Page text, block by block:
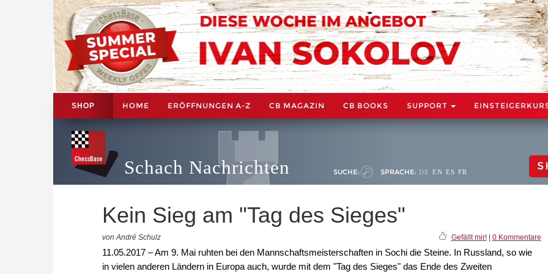
SHOP HOME ERÖFFNUNGEN A-Z CB MAGAZIN CB BOOKS SUPPORT
Schach Nachrichten SUCHE: SPRACHE: DE EN ES FR
Kein Sieg am "Tag des Sieges"
von André Schulz Gefällt mir!| 0 Kommentare
11.05.2017 – Am 9. Mai ruhten bei den Mannschaftsmeisterschaften in Sochi die Steine. In Russland, so wie
in vielen anderen Ländern in Europa auch, wurde mit dem "Tag des Sieges" das Ende des Zweiten